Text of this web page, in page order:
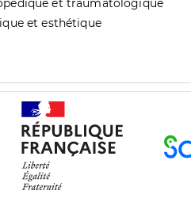
et traumatologique
et esthétique